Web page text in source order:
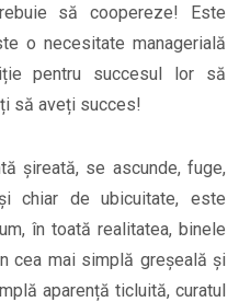
să coopereze! Este
o necesitate managerială
pentru succesul lor să
să aveți succes!
șireată, se ascunde, fuge,
chiar de ubicuitate, este
în toată realitatea, binele
cea mai simplă greșeală și
aparență ticluită, curatul